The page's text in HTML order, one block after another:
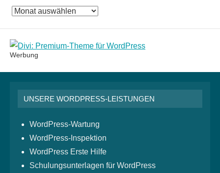
Das
Werbung
UNSERE WORDPRESS-LEISTUNGEN
WordPress-Wartung
WordPress-Inspektion
WordPress Erste Hilfe
Schulungsunterlagen für WordPress